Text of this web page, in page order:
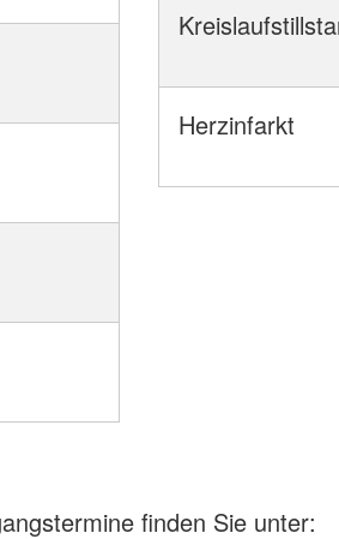
Herzinfarkt
finden Sie unter: